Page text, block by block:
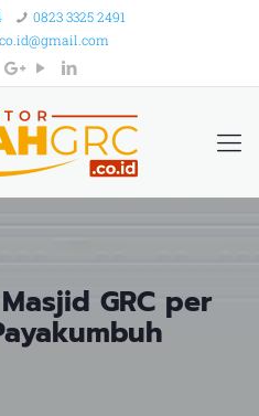
0823 3325 2491
GRC per